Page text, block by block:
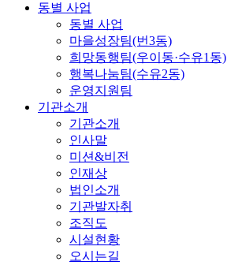
동별 사업
동별 사업
마을성장팀(번3동)
희망동행팀(우이동·수유1동)
행복나눔팀(수유2동)
운영지원팀
기관소개
기관소개
인사말
미션&비전
인재상
법인소개
기관발자취
조직도
시설현황
오시는길